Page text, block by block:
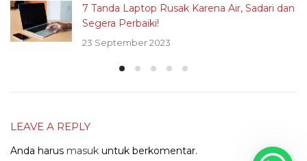
7 Tanda Laptop Rusak Karena Air, Sadari dan
Segera Perbaiki!
23 September 2023
LEAVE A REPLY
Anda harus masuk untuk berkomentar.